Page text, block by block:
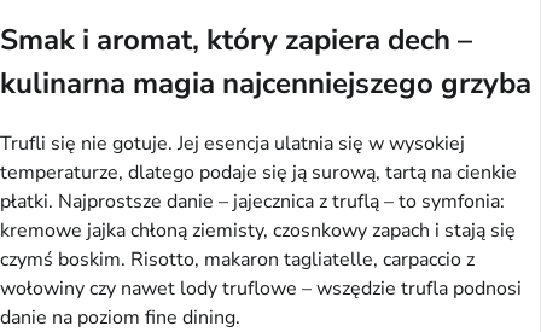
Smak i aromat, który zapiera dech –
kulinarna magia najcenniejszego grzyba
Trufli się nie gotuje. Jej esencja ulatnia się w wysokiej
temperaturze, dlatego podaje się ją surową, tartą na cienkie
płatki. Najprostsze danie – jajecznica z truflą – to symfonia:
kremowe jajka chłoną ziemisty, czosnkowy zapach i stają się
czymś boskim. Risotto, makaron tagliatelle, carpaccio z
wołowiny czy nawet lody truflowe – wszędzie trufla podnosi
danie na poziom fine dining.